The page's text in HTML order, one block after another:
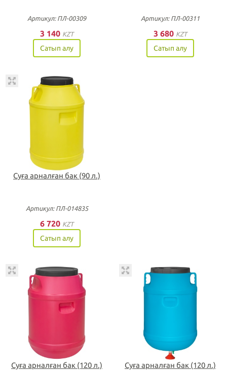
Артикул: ПЛ-00309
3 140 KZT
Сатып алу
Артикул: ПЛ-00311
3 680 KZT
Сатып алу
Суға арналған бак (90 л.)
Артикул: ПЛ-014835
6 720 KZT
Сатып алу
Суға арналған бак (120 л.) Суға арналған бак (120 л.)